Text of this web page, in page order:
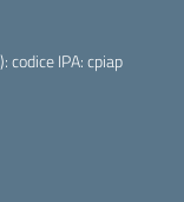
codice IPA: cpiap